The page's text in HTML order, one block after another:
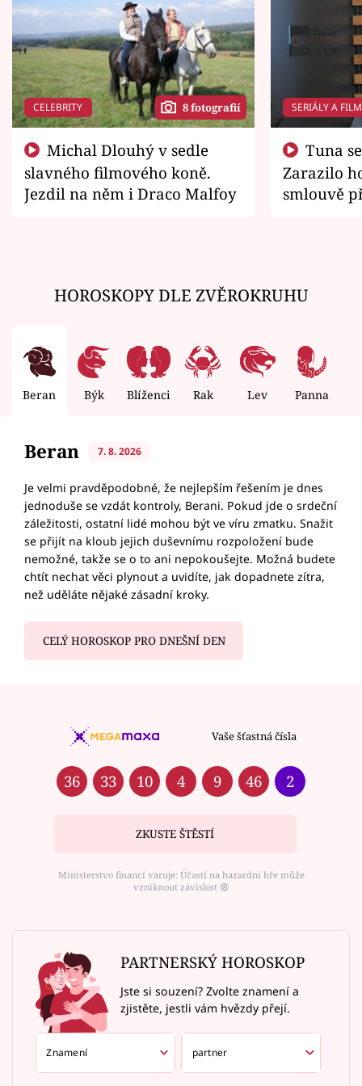
CELEBRITY 8 fotografií
slavného filmového koně.
Jezdil na něm i Draco Malfoy
SERIÁLY A
Zarazilo
smlouvě
HOROSKOPY DLE ZVĚROKRUHU
Beran Býk Blíženci Rak Lev Panna
Beran 7. 8. 2026
Je velmi pravděpodobné, že nejlepším řešením je dnes
jednoduše se vzdát kontroly, Berani. Pokud jde o srdeční
záležitosti, ostatní lidé mohou být ve víru zmatku. Snažit
se přijít na kloub jejich duševnímu rozpoložení bude
nemožné, takže se o to ani nepokoušejte. Možná budete
chtít nechat věci plynout a uvidíte, jak dopadnete zítra,
než uděláte nějaké zásadní kroky.
CELÝ HOROSKOP PRO DNEŠNÍ DEN
Vaše šťastná čísla
36 33 10 4 9 46 2
ZKUSTE ŠTĚSTÍ
Ministerstvo financí varuje: Účastí na hazardní hře může
vzniknout závislost ⑱
PARTNERSKÝ HOROSKOP
Jste si souzení? Zvolte znamení a
zjistěte, jestli vám hvězdy přejí.